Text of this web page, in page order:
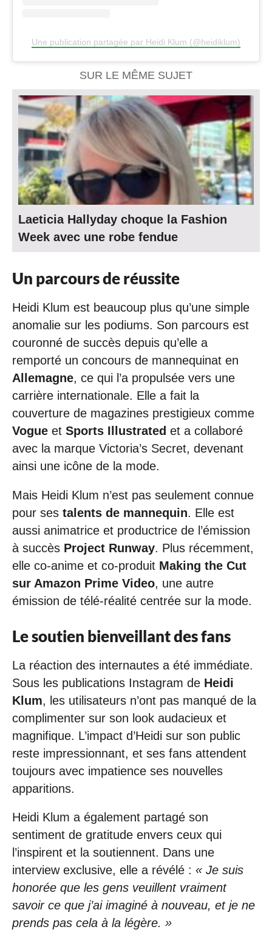
Une publication partagée par Heidi Klum (@heidiklum)
SUR LE MÊME SUJET
Laeticia Hallyday choque la Fashion
Week avec une robe fendue
Un parcours de réussite
Heidi Klum est beaucoup plus qu’une simple
anomalie sur les podiums. Son parcours est
couronné de succès depuis qu’elle a
remporté un concours de mannequinat en
Allemagne, ce qui l’a propulsée vers une
carrière internationale. Elle a fait la
couverture de magazines prestigieux comme
Vogue et Sports Illustrated et a collaboré
avec la marque Victoria’s Secret, devenant
ainsi une icône de la mode.
Mais Heidi Klum n’est pas seulement connue
pour ses talents de mannequin. Elle est
aussi animatrice et productrice de l’émission
à succès Project Runway. Plus récemment,
elle co-anime et co-produit Making the Cut
sur Amazon Prime Video, une autre
émission de télé-réalité centrée sur la mode.
Le soutien bienveillant des fans
La réaction des internautes a été immédiate.
Sous les publications Instagram de Heidi
Klum, les utilisateurs n’ont pas manqué de la
complimenter sur son look audacieux et
magnifique. L’impact d’Heidi sur son public
reste impressionnant, et ses fans attendent
toujours avec impatience ses nouvelles
apparitions.
Heidi Klum a également partagé son
sentiment de gratitude envers ceux qui
l’inspirent et la soutiennent. Dans une
interview exclusive, elle a révélé : « Je suis
honorée que les gens veuillent vraiment
savoir ce que j’ai imaginé à nouveau, et je ne
prends pas cela à la légère. »